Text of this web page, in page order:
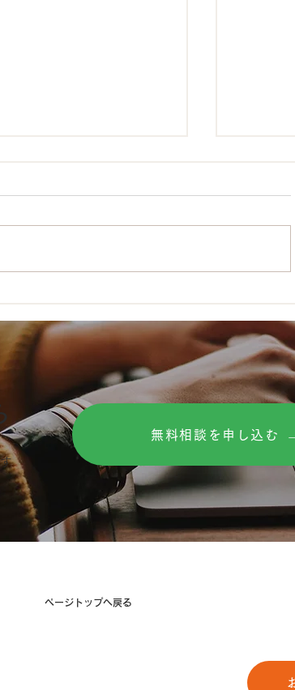
て!!エステサロンの確定
る?な
る!!
無料相談を申し込む
​ページトップへ戻る